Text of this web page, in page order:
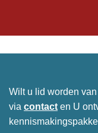
Wilt u lid worden
via contact en U